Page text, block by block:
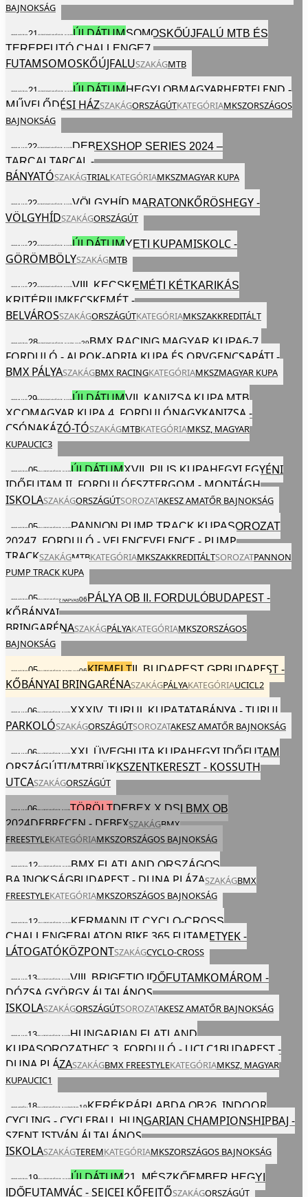
BAJNOKSÁG
2024SZO 21 SZEPEGÉSZ NAPÚJ DÁTUMSOMOSKŐÚJFALÚ MTB ÉS
TEREPFUTÓ CHALLENGE7.
FUTAMSOMOSKŐÚJFALUSZAKÁGMTB
2024SZO 21 SZEPEGÉSZ NAPÚJ DÁTUMHEGYI OBMAGYARHERTELEND -
MŰVELŐDÉSI HÁZSZAKÁGORSZÁGÚTKATEGÓRIAMKSZORSZÁGOS
BAJNOKSÁG
2024VAS22SZEPEGÉSZ NAPDEBEXSHOP SERIES 2024 –
TARCAL TARCAL -
BÁNYATÓSZAKÁGTRIALKATEGÓRIAMKSZMAGYAR KUPA
2024VAS22SZEPEGÉSZ NAPVÖLGYHÍD MARATON KŐRÖSHEGY -
VÖLGYHÍDSZAKÁGORSZÁGÚT
2024VAS22SZEPEGÉSZ NAPÚJ DÁTUMYETI KUPAMISKOLC -
GÖRÖMBÖLYSZAKÁGMTB
2024VAS22SZEPEGÉSZ NAPVIII. KECSKEMÉTI KÉTKARIKÁS
KRITÉRIUMKECSKEMÉT -
BELVÁROSSZAKÁGORSZÁGÚTKATEGÓRIAMKSZAKKREDITÁLT
2024SZO 28SZEPEGÉSZ NAPVAS29BMX RACING MAGYAR KUPA6-7.
FORDULÓ - ALPOK-ADRIA KUPA ÉS ORVGENCSAPÁTI -
BMX PÁLYASZAKÁGBMX RACINGKATEGÓRIAMKSZMAGYAR KUPA
2024VAS29SZEPEGÉSZ NAPÚJ DÁTUMVII. KANIZSA KUPA MTB
XCOMAGYAR KUPA 4. FORDULÓNAGYKANIZSA -
CSÓNAKÁZÓ-TÓSZAKÁGMTBKATEGÓRIAMKSZ, MAGYAR
KUPAUCIC3
2024SZO05OKTEGÉSZ NAPÚJ DÁTUMXVII. PILIS KUPAHEGYI EGYÉNI
IDŐFUTAM II. FORDULÓESZTERGOM - MONTÁGH
ISKOLASZAKÁGORSZÁGÚTSOROZATAKESZ AMATŐR BAJNOKSÁG
2024SZO05OKTEGÉSZ NAPPANNON PUMP TRACK KUPASOROZAT
20247. FORDULÓ - VELENCEVELENCE - PUMP
TRACKSZAKÁGMTBKATEGÓRIAMKSZAKKREDITÁLTSOROZATPANNON
PUMP TRACK KUPA
2024SZO05OKTEGÉSZ NAPVAS06 PÁLYA OB II. FORDULÓBUDAPEST -
KŐBÁNYAI
BRINGARÉNASZAKÁGPÁLYAKATEGÓRIAMKSZORSZÁGOS
BAJNOKSÁG
2024SZO05OKTEGÉSZ NAPVAS06KIEMELTII. BUDAPEST GPBUDAPEST -
KŐBÁNYAI BRINGARÉNASZAKÁGPÁLYAKATEGÓRIAUCICL2
2024VAS06OKTEGÉSZ NAPXXXIV. TURUL KUPATATABÁNYA - TURUL
PARKOLÓSZAKÁGORSZÁGÚTSOROZATAKESZ AMATŐR BAJNOKSÁG
2024VAS06OKTEGÉSZ NAPXXI. ÜVEGHUTA KUPAHEGYI IDŐFUTAM
ORSZÁGÚTI/MTBBÜKKSZENTKERESZT - KOSSUTH
UTCASZAKÁGORSZÁGÚT
2024VAS06OKTEGÉSZ NAPTÖRÖLTDEBEX X DSI BMX OB
2024DEBRECEN - DEBEXSZAKÁGBMX
FREESTYLEKATEGÓRIAMKSZORSZÁGOS BAJNOKSÁG
2024SZO 12OKTEGÉSZ NAPBMX FLATLAND ORSZÁGOS
BAJNOKSÁGBUDAPEST - DUNA PLÁZASZAKÁGBMX
FREESTYLEKATEGÓRIAMKSZORSZÁGOS BAJNOKSÁG
2024SZO 12OKTEGÉSZ NAPKERMANN IT CYCLO-CROSS
CHALLENGEBALATON BIKE 365 FUTAMETYEK -
LÁTOGATÓKÖZPONTSZAKÁGCYCLO-CROSS
2024VAS13OKTEGÉSZ NAPVIII. BRIGETIO IDŐFUTAMKOMÁROM -
DÓZSA GYÖRGY ÁLTALÁNOS
ISKOLASZAKÁGORSZÁGÚTSOROZATAKESZ AMATŐR BAJNOKSÁG
2024VAS13OKTEGÉSZ NAPHUNGARIAN FLATLAND
KUPASOROZATHFC 3. FORDULÓ - UCI C1BUDAPEST -
DUNA PLÁZASZAKÁGBMX FREESTYLEKATEGÓRIAMKSZ, MAGYAR
KUPAUCIC1
2024PÉN18OKTEGÉSZ NAPSZO 19KERÉKPÁRLABDA OB26. INDOOR
CYCLING - CYCLEBALL HUNGARIAN CHAMPIONSHIPBAJ -
SZENT ISTVÁN ÁLTALÁNOS
ISKOLASZAKÁGTEREMKATEGÓRIAMKSZORSZÁGOS BAJNOKSÁG
2024SZO 19OKTEGÉSZ NAPÚJ DÁTUM21. MÉSZKŐEMBER HEGYI
IDŐFUTAMVÁC - SEJCEI KŐFEJTŐSZAKÁGORSZÁGÚT